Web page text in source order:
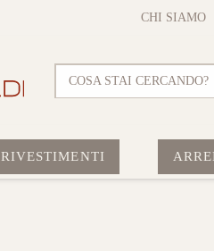
CHI SIAMO
COSA STAI CERCANDO?
RIVESTIMENTI